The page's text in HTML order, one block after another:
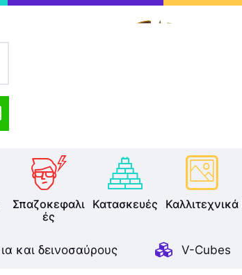
Σπαζοκεφαλι
ές
Κατασκευές Καλλιτεχνικά
και δεινοσαύρους V-Cubes
Επιτραπέζια
Κατασκευές
Καλλιτεχνικά
Μοντελισμός
Βιβλία